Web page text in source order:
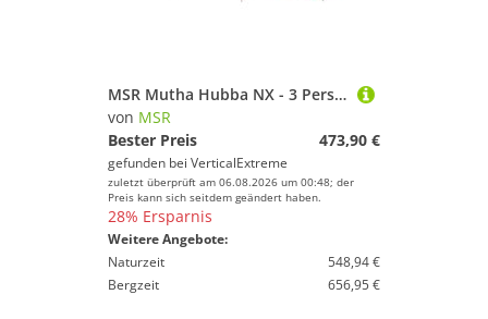
MSR Mutha Hubba NX - 3 Personen Zelt
von MSR
Bester Preis
473,90 €
gefunden bei VerticalExtreme
zuletzt überprüft am 06.08.2026 um 00:48; der
Preis kann sich seitdem geändert haben.
28% Ersparnis
Weitere Angebote:
Naturzeit
548,94 €
Bergzeit
656,95 €